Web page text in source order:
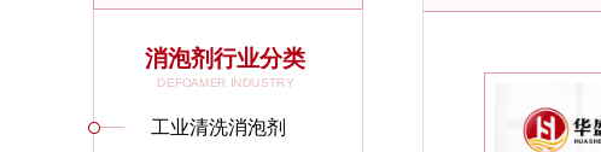
消泡剂行业分类
DEFOAMER INDUSTRY
工业清洗消泡剂